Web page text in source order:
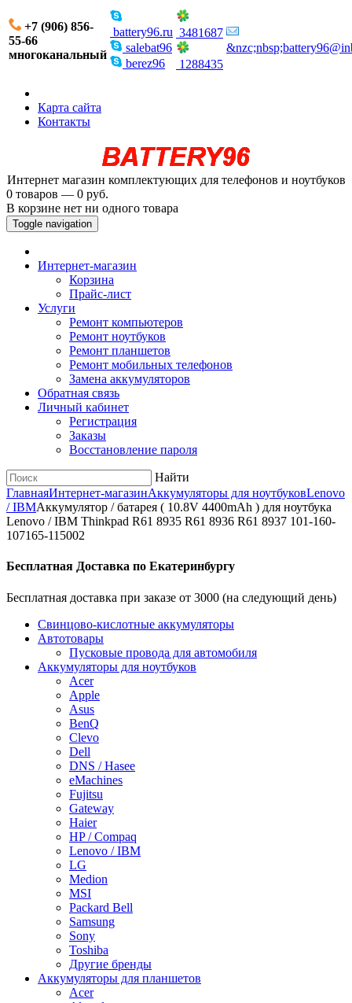
+7 (906) 856-
55-66
многоканальный
battery96.ru
salebat96
berez96
3481687
1288435
Карта сайта
Контакты
Интернет магазин комплектующих для телефонов и ноутбуков
0 товаров — 0 руб.
В корзине нет ни одного товара
Toggle navigation
Интернет-магазин
Корзина
Прайс-лист
Услуги
Ремонт компьютеров
Ремонт ноутбуков
Ремонт планшетов
Ремонт мобильных телефонов
Замена аккумуляторов
Обратная связь
Личный кабинет
Регистрация
Заказы
Восстановление пароля
Найти
ГлавнаяИнтернет-магазинАккумуляторы для ноутбуковLenovo
/ IBMАккумулятор / батарея ( 10.8V 4400mAh ) для ноутбука
Lenovo / IBM Thinkpad R61 8935 R61 8936 R61 8937 101-160-
107165-115002
Бесплатная Доставка по Екатеринбургу
Бесплатная доставка при заказе от 3000 (на следующий день)
Cвинцово-кислотные аккумуляторы
Автотовары
Пусковые провода для автомобиля
Аккумуляторы для ноутбуков
Acer
Apple
Asus
BenQ
Clevo
Dell
DNS / Hasee
eMachines
Fujitsu
Gateway
Haier
HP / Compaq
Lenovo / IBM
LG
Medion
MSI
Packard Bell
Samsung
Sony
Toshiba
Другие бренды
Аккумуляторы для планшетов
Acer